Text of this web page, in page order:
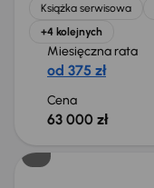
Książka serwisowa
+4 kolejnych
Miesięczna rata
od 375 zł
Cena
63 000 zł